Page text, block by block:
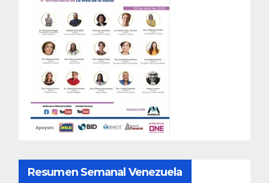
Resumen Semanal Venezuela